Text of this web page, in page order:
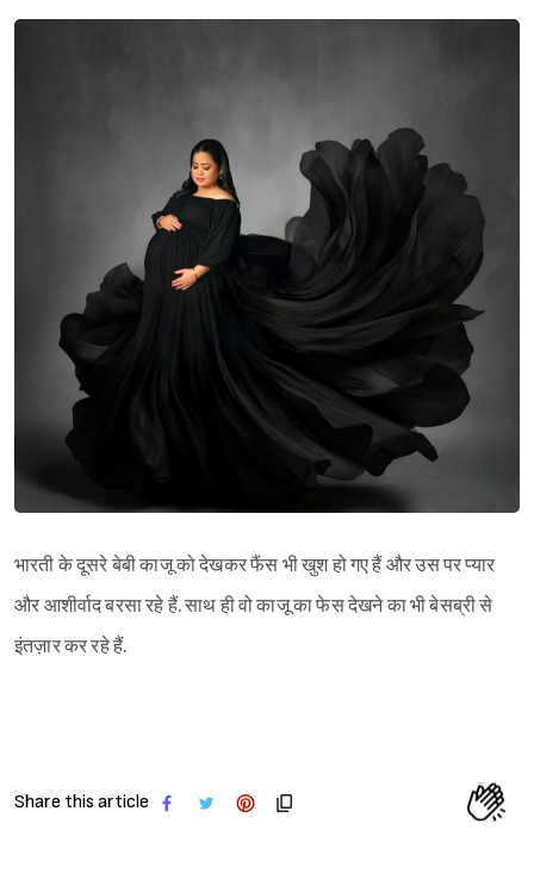
भारती के दूसरे बेबी काजू को देखकर फैंस भी खुश हो गए हैं और उस पर प्यार
और आशीर्वाद बरसा रहे हैं. साथ ही वो काजू का फेस देखने का भी बेसब्री से
इंतज़ार कर रहे हैं.
Share this article